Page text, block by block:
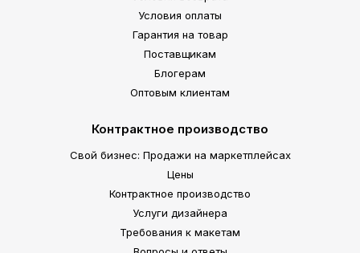
Условия оплаты
Гарантия на товар
Поставщикам
Блогерам
Оптовым клиентам
Контрактное производство
Свой бизнес: Продажи на маркетплейсах
Цены
Контрактное производство
Услуги дизайнера
Требования к макетам